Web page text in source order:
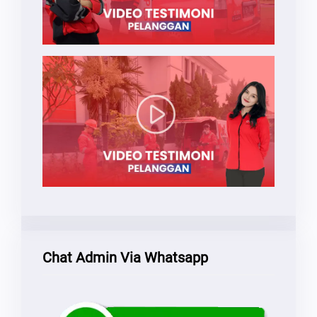
Chat Admin Via Whatsapp